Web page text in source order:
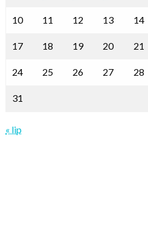
10 11 12 13 14
17 18 19 20 21
24 25 26 27 28
31
« lip